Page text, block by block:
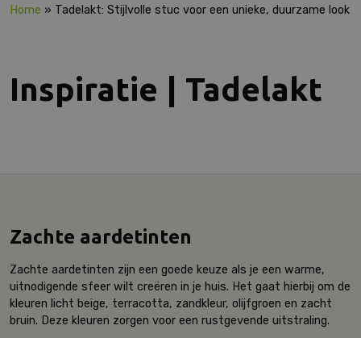
Home » Tadelakt: Stijlvolle stuc voor een unieke, duurzame look
Inspiratie | Tadelakt
Zachte aardetinten
Zachte aardetinten zijn een goede keuze als je een warme,
uitnodigende sfeer wilt creëren in je huis. Het gaat hierbij om de
kleuren licht beige, terracotta, zandkleur, olijfgroen en zacht
bruin. Deze kleuren zorgen voor een rustgevende uitstraling.